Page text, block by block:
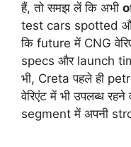
हैं, तो समझ लें कि अभी
test cars spotted
कि future में CNG
specs और launch
भी, Creta पहले ही
वेरिएंट में भी उपलब्ध
segment में अपनी